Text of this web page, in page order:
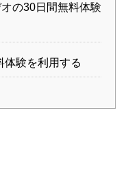
の30日間無料体験
体験を利用する